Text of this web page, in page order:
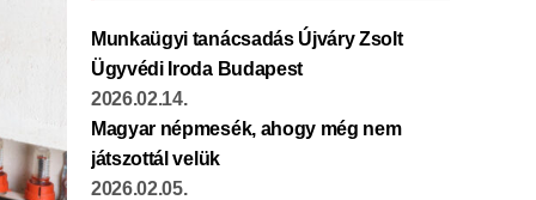
Munkaügyi tanácsadás Újváry Zsolt
Ügyvédi Iroda Budapest
2026.02.14.
Magyar népmesék, ahogy még nem
játszottál velük
2026.02.05.